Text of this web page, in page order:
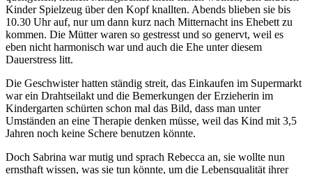
Kinder Spielzeug über den Kopf knallten. Abends blieben sie bis
10.30 Uhr auf, nur um dann kurz nach Mitternacht ins Ehebett zu
kommen. Die Mütter waren so gestresst und so genervt, weil es
eben nicht harmonisch war und auch die Ehe unter diesem
Dauerstress litt.
Die Geschwister hatten ständig streit, das Einkaufen im Supermarkt
war ein Drahtseilakt und die Bemerkungen der Erzieherin im
Kindergarten schürten schon mal das Bild, dass man unter
Umständen an eine Therapie denken müsse, weil das Kind mit 3,5
Jahren noch keine Schere benutzen könnte.
Doch Sabrina war mutig und sprach Rebecca an, sie wollte nun
ernsthaft wissen, was sie tun könnte, um die Lebensqualität ihrer